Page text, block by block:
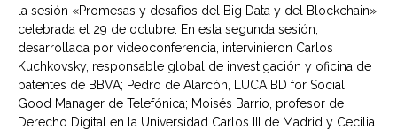
la sesión «Promesas y desafíos del Big Data y del Blockchain»,
celebrada el 29 de octubre. En esta segunda sesión,
desarrollada por videoconferencia, intervinieron Carlos
Kuchkovsky, responsable global de investigación y oficina de
patentes de BBVA; Pedro de Alarcón, LUCA BD for Social
Good Manager de Telefónica; Moisés Barrio, profesor de
Derecho Digital en la Universidad Carlos III de Madrid y Cecilia